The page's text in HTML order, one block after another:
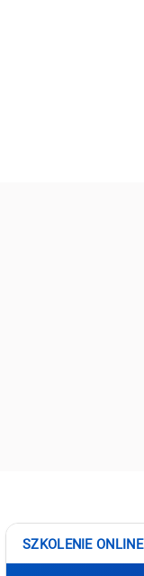
SZKOLENIE ONLINE